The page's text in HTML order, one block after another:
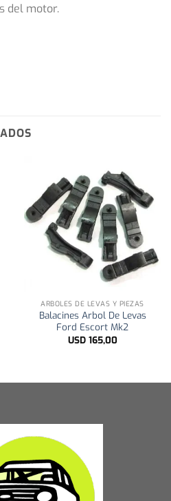
del motor.
ARBOLES DE LEVAS Y PIEZAS
Balacines Arbol De Levas
Ford Escort Mk2
USD165,00